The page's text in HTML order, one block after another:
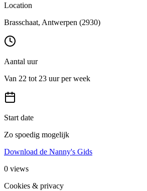
Location
Brasschaat, Antwerpen (2930)
Aantal uur
Van 22 tot 23 uur per week
Start date
Zo spoedig mogelijk
Download de Nanny's Gids
0 views
Cookies & privacy